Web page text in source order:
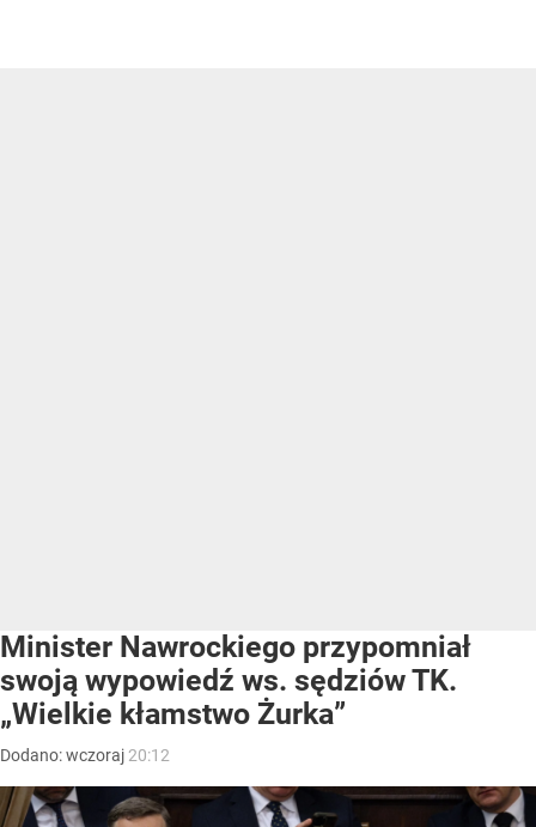
Minister Nawrockiego przypomniał
swoją wypowiedź ws. sędziów TK.
„Wielkie kłamstwo Żurka”
Dodano:wczoraj 20:12